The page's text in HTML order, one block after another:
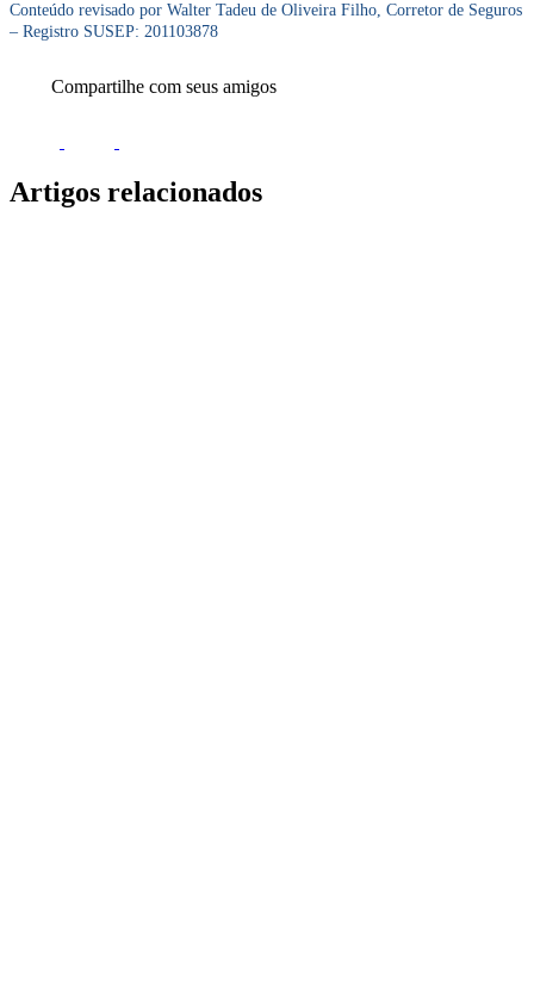
Conteúdo revisado por Walter Tadeu de Oliveira Filho, Corretor de Seguros
– Registro SUSEP: 201103878
Compartilhe com seus amigos
Artigos relacionados